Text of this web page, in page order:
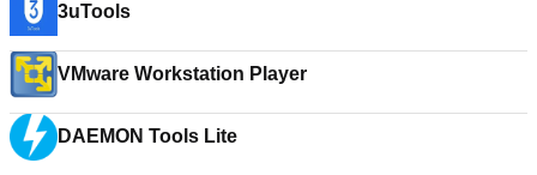
3uTools
VMware Workstation Player
DAEMON Tools Lite